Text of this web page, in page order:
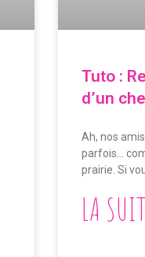
Tuto :
d’un
Ah, nos
parfois…
prairie. Si
LA